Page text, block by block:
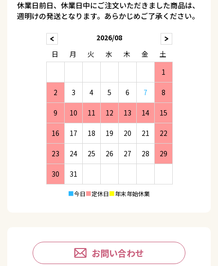
休業日前日、休業日中にご注文いただきました商品は、
週明けの発送となります。あらかじめご了承ください。
2026/08
日
月 火 水 木 金
土
1
2 3 4 5 6 7 8
9 10 11 12 13 14 15
16 17 18 19 20 21 22
23 24 25 26 27 28 29
30 31
■今日■定休日■年末年始休業
お問い合わせ